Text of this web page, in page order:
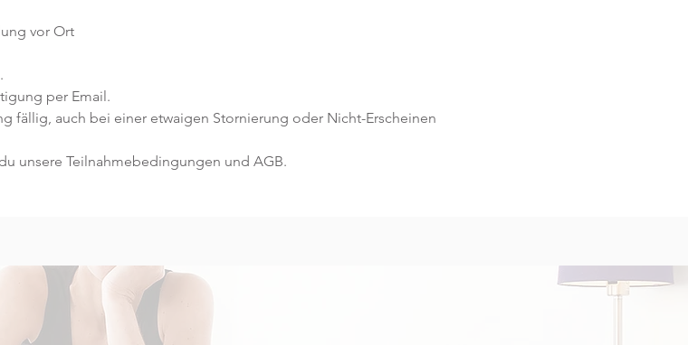
vor Ort
per Email.
fällig, auch bei einer etwaigen Stornierung oder Nicht-Erscheinen
unsere Teilnahmebedingungen und AGB.